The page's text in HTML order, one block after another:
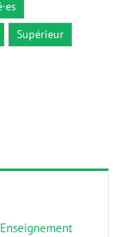
Supérieur